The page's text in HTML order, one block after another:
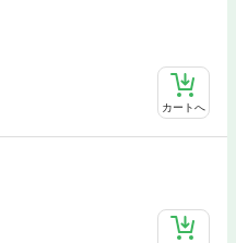
カートへ